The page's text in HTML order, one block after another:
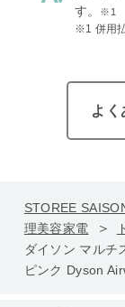
す。
※1
※1 併用
よく
STOREE
理美容家電
ダイソン マルチ
ピンク Dyson